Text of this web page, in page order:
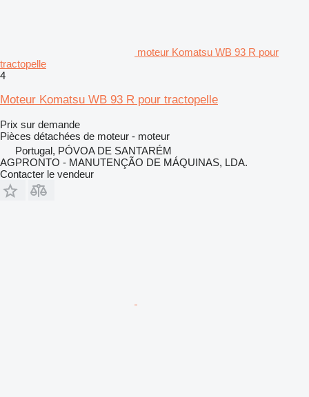
moteur Komatsu WB 93 R pour
tractopelle
4
Moteur Komatsu WB 93 R pour tractopelle
Prix sur demande
Pièces détachées de moteur - moteur
Portugal, PÓVOA DE SANTARÉM
AGPRONTO - MANUTENÇÃO DE MÁQUINAS, LDA.
Contacter le vendeur